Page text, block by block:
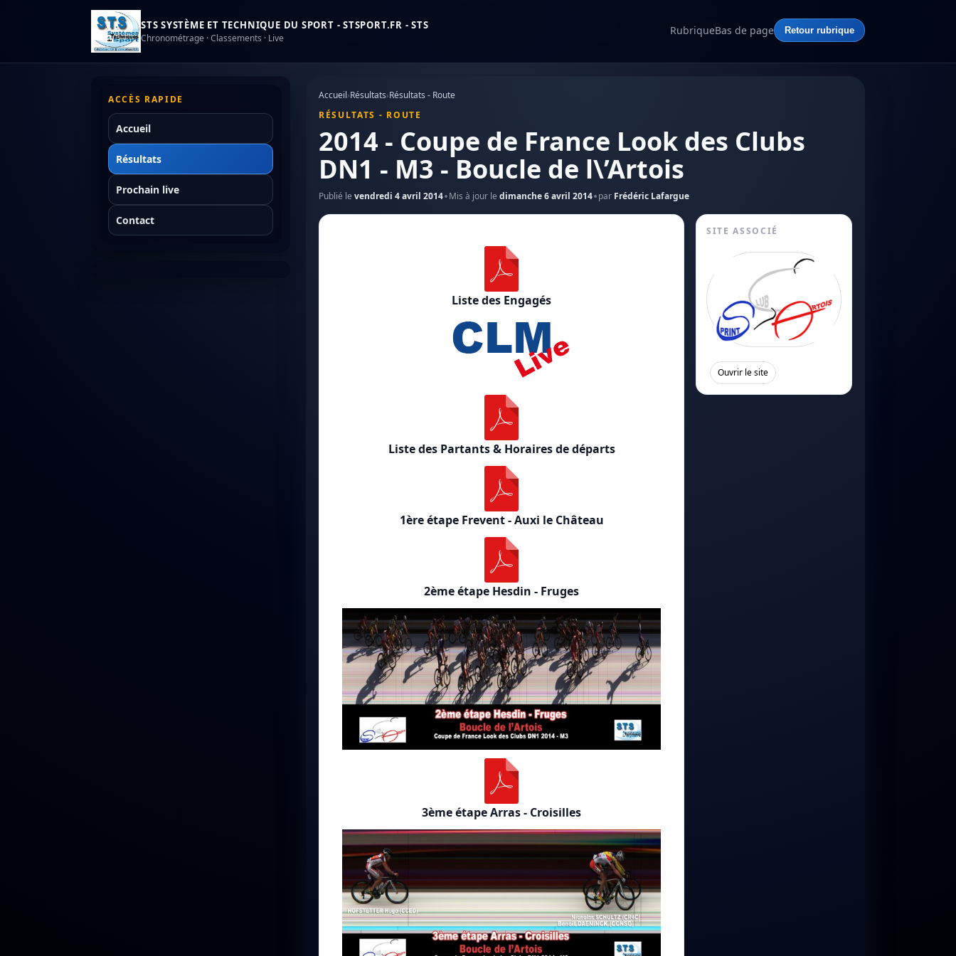
STS SYSTÈME ET TECHNIQUE DU SPORT - STSPORT.FR - STS
Chronométrage · Classements · Live
RubriqueBas de page Retour rubrique
ACCÈS RAPIDE
Accueil
Résultats
Prochain live
Contact
Accueil›Résultats›Résultats - Route
RÉSULTATS - ROUTE
2014 - Coupe de France Look des Clubs
DN1 - M3 - Boucle de l\’Artois
Publié le vendredi 4 avril 2014 Mis à jour le dimanche 6 avril 2014 par Frédéric Lafargue
Liste des Engagés
Liste des Partants & Horaires de départs
1ère étape Frevent - Auxi le Château
2ème étape Hesdin - Fruges
3ème étape Arras - Croisilles
SITE ASSOCIÉ
Ouvrir le site